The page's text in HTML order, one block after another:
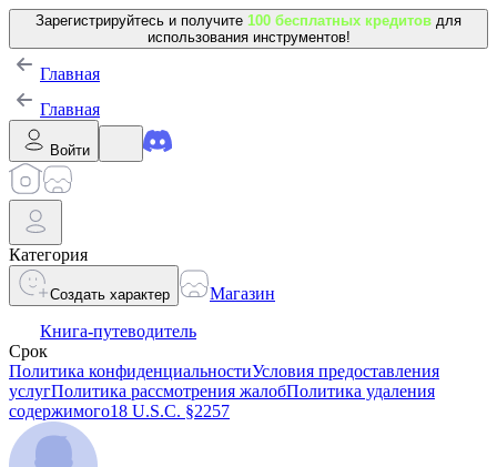
Зарегистрируйтесь и получите 100 бесплатных кредитов для
использования инструментов!
Главная
Главная
Войти
Категория
Создать характер
Магазин
Книга-путеводитель
Срок
Политика конфиденциальностиУсловия предоставления
услугПолитика рассмотрения жалобПолитика удаления
содержимого18 U.S.C. §2257